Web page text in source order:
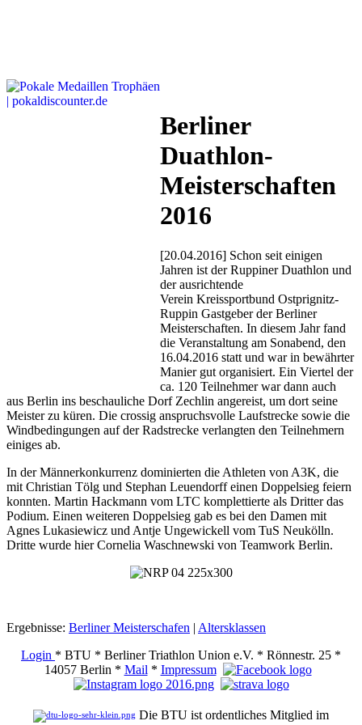
Berliner
Duathlon-
Meisterschaften
2016
[20.04.2016] Schon seit einigen
Jahren ist der Ruppiner Duathlon und
der ausrichtende
Verein Kreissportbund Ostprignitz-
Ruppin Gastgeber der Berliner
Meisterschaften. In diesem Jahr fand
die Veranstaltung am Sonabend, den
16.04.2016 statt und war in bewährter
Manier gut organisiert. Ein Viertel der
ca. 120 Teilnehmer war dann auch
aus Berlin ins beschauliche Dorf Zechlin angereist, um dort seine
Meister zu küren. Die crossig anspruchsvolle Laufstrecke sowie die
Windbedingungen auf der Radstrecke verlangten den Teilnehmern
einiges ab.
In der Männerkonkurrenz dominierten die Athleten von A3K, die
mit Christian Tölg und Stephan Leuendorff einen Doppelsieg feiern
konnten. Martin Hackmann vom LTC komplettierte als Dritter das
Podium. Einen weiteren Doppelsieg gab es bei den Damen mit
Agnes Lukasiewicz und Antje Ungewickell vom TuS Neukölln.
Dritte wurde hier Cornelia Waschnewski von Teamwork Berlin.
Ergebnisse: Berliner Meisterschafen | Altersklassen
Login * BTU * Berliner Triathlon Union e.V. * Rönnestr. 25 *
14057 Berlin * Mail * Impressum
Die BTU ist ordentliches Mitglied im